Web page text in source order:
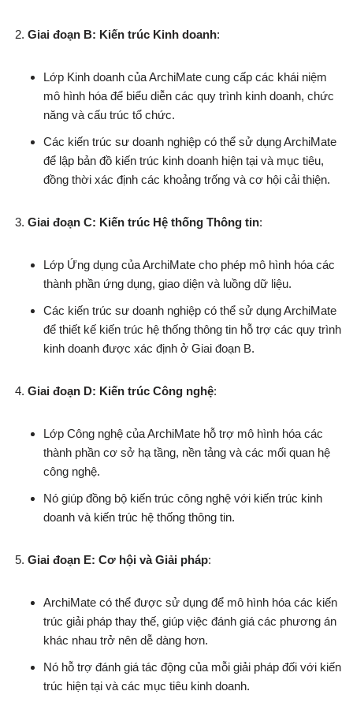
Giai đoạn B: Kiến trúc Kinh doanh:
Lớp Kinh doanh của ArchiMate cung cấp các khái niệm
mô hình hóa để biểu diễn các quy trình kinh doanh, chức
năng và cấu trúc tổ chức.
Các kiến trúc sư doanh nghiệp có thể sử dụng ArchiMate
để lập bản đồ kiến trúc kinh doanh hiện tại và mục tiêu,
đồng thời xác định các khoảng trống và cơ hội cải thiện.
Giai đoạn C: Kiến trúc Hệ thống Thông tin:
Lớp Ứng dụng của ArchiMate cho phép mô hình hóa các
thành phần ứng dụng, giao diện và luồng dữ liệu.
Các kiến trúc sư doanh nghiệp có thể sử dụng ArchiMate
để thiết kế kiến trúc hệ thống thông tin hỗ trợ các quy trình
kinh doanh được xác định ở Giai đoạn B.
Giai đoạn D: Kiến trúc Công nghệ:
Lớp Công nghệ của ArchiMate hỗ trợ mô hình hóa các
thành phần cơ sở hạ tầng, nền tảng và các mối quan hệ
công nghệ.
Nó giúp đồng bộ kiến trúc công nghệ với kiến trúc kinh
doanh và kiến trúc hệ thống thông tin.
Giai đoạn E: Cơ hội và Giải pháp:
ArchiMate có thể được sử dụng để mô hình hóa các kiến
trúc giải pháp thay thế, giúp việc đánh giá các phương án
khác nhau trở nên dễ dàng hơn.
Nó hỗ trợ đánh giá tác động của mỗi giải pháp đối với kiến
trúc hiện tại và các mục tiêu kinh doanh.